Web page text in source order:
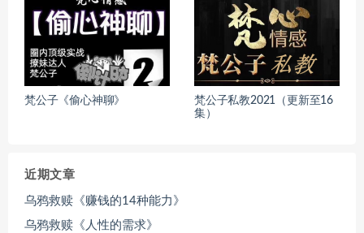
梵公子《偷心神聊》
梵公子私教2021（更新至16
集）
近期文章
乌鸦救赎《赚钱的14种能力》
乌鸦救赎《人性的需求》